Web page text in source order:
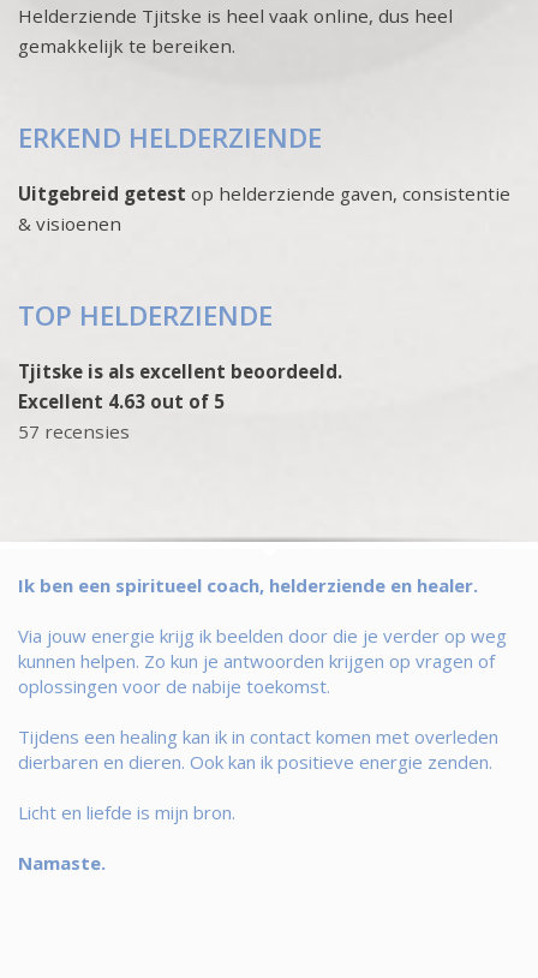
Helderziende Tjitske is heel vaak online, dus heel
gemakkelijk te bereiken.
ERKEND HELDERZIENDE
Uitgebreid getest op helderziende gaven, consistentie
& visioenen
TOP HELDERZIENDE
Tjitske is als excellent beoordeeld.
Excellent 4.63 out of 5
57 recensies
Ik ben een spiritueel coach, helderziende en healer.
Via jouw energie krijg ik beelden door die je verder op weg
kunnen helpen. Zo kun je antwoorden krijgen op vragen of
oplossingen voor de nabije toekomst.
Tijdens een healing kan ik in contact komen met overleden
dierbaren en dieren. Ook kan ik positieve energie zenden.
Licht en liefde is mijn bron.
Namaste.